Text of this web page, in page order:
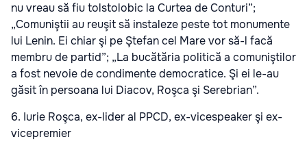
nu vreau să fiu tolstolobic la Curtea de Conturi”;
„Comuniştii au reuşit să instaleze peste tot monumente
lui Lenin. Ei chiar şi pe Ştefan cel Mare vor să-l facă
membru de partid”; „La bucătăria politică a comuniştilor
a fost nevoie de condimente democratice. Şi ei le-au
găsit în persoana lui Diacov, Roşca şi Serebrian”.
6. Iurie Roşca, ex-lider al PPCD, ex-vicespeaker şi ex-
vicepremier